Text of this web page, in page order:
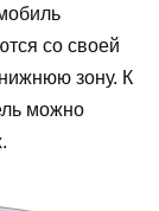
со своей
зону. К
можно